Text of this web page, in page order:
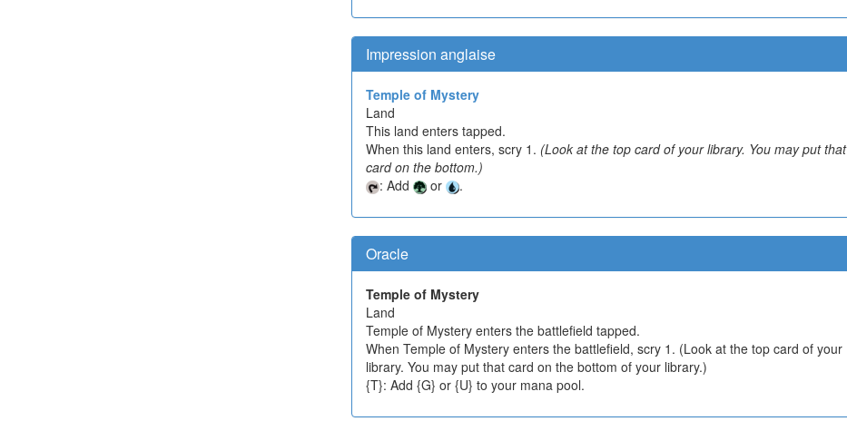
Impression anglaise
Temple of Mystery
Land
This land enters tapped.
When this land enters, scry 1. (Look at the top card of your library. You may put that
card on the bottom.)
: Add
or .
Oracle
Temple of Mystery
Land
Temple of Mystery enters the battlefield tapped.
When Temple of Mystery enters the battlefield, scry 1. (Look at the top card of your
library. You may put that card on the bottom of your library.)
{T}: Add {G} or {U} to your mana pool.